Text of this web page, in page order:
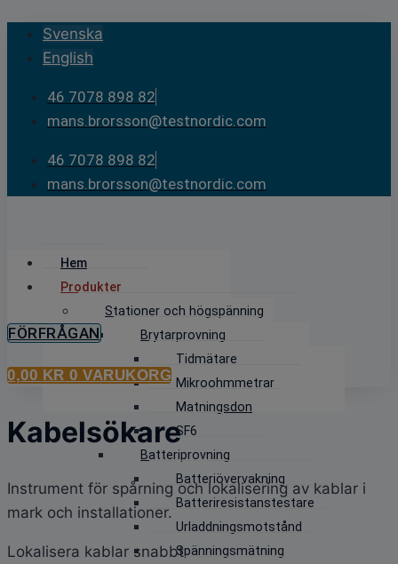
Skip
content
Svenska
English
46 7078 898 82
mans.brorsson@testnordic.com
46 7078 898 82
mans.brorsson@testnordic.com
Hem
Produkter
Stationer och högspänning
Brytarprovning
Tidmätare
Mikroohmmetrar
Matningsdon
SF6
Batteriprovning
Batteriövervakning
Batteriresistanstestare
Urladdningsmotstånd
Spänningsmätning
FÖRFRÅGAN
0,00 KR 0 VARUKORG
Kabelsökare
Instrument för spårning och lokalisering av kablar i
mark och installationer.
Lokalisera kablar snabbt